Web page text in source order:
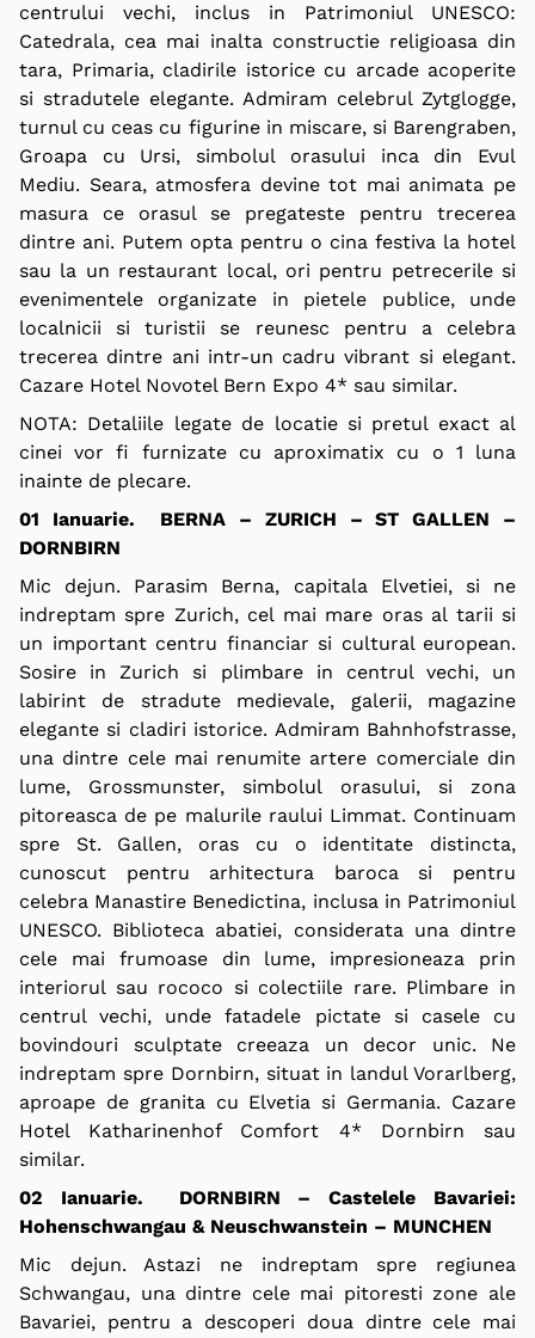
centrului vechi, inclus in Patrimoniul UNESCO:
Catedrala, cea mai inalta constructie religioasa din
tara, Primaria, cladirile istorice cu arcade acoperite
si stradutele elegante. Admiram celebrul Zytglogge,
turnul cu ceas cu figurine in miscare, si Barengraben,
Groapa cu Ursi, simbolul orasului inca din Evul
Mediu. Seara, atmosfera devine tot mai animata pe
masura ce orasul se pregateste pentru trecerea
dintre ani. Putem opta pentru o cina festiva la hotel
sau la un restaurant local, ori pentru petrecerile si
evenimentele organizate in pietele publice, unde
localnicii si turistii se reunesc pentru a celebra
trecerea dintre ani intr-un cadru vibrant si elegant.
Cazare Hotel Novotel Bern Expo 4* sau similar.
NOTA: Detaliile legate de locatie si pretul exact al
cinei vor fi furnizate cu aproximatix cu o 1 luna
inainte de plecare.
01 Ianuarie. BERNA – ZURICH – ST GALLEN –
DORNBIRN
Mic dejun. Parasim Berna, capitala Elvetiei, si ne
indreptam spre Zurich, cel mai mare oras al tarii si
un important centru financiar si cultural european.
Sosire in Zurich si plimbare in centrul vechi, un
labirint de stradute medievale, galerii, magazine
elegante si cladiri istorice. Admiram Bahnhofstrasse,
una dintre cele mai renumite artere comerciale din
lume, Grossmunster, simbolul orasului, si zona
pitoreasca de pe malurile raului Limmat. Continuam
spre St. Gallen, oras cu o identitate distincta,
cunoscut pentru arhitectura baroca si pentru
celebra Manastire Benedictina, inclusa in Patrimoniul
UNESCO. Biblioteca abatiei, considerata una dintre
cele mai frumoase din lume, impresioneaza prin
interiorul sau rococo si colectiile rare. Plimbare in
centrul vechi, unde fatadele pictate si casele cu
bovindouri sculptate creeaza un decor unic. Ne
indreptam spre Dornbirn, situat in landul Vorarlberg,
aproape de granita cu Elvetia si Germania. Cazare
Hotel Katharinenhof Comfort 4* Dornbirn sau
similar.
02 Ianuarie. DORNBIRN – Castelele Bavariei:
Hohenschwangau & Neuschwanstein – MUNCHEN
Mic dejun. Astazi ne indreptam spre regiunea
Schwangau, una dintre cele mai pitoresti zone ale
Bavariei, pentru a descoperi doua dintre cele mai